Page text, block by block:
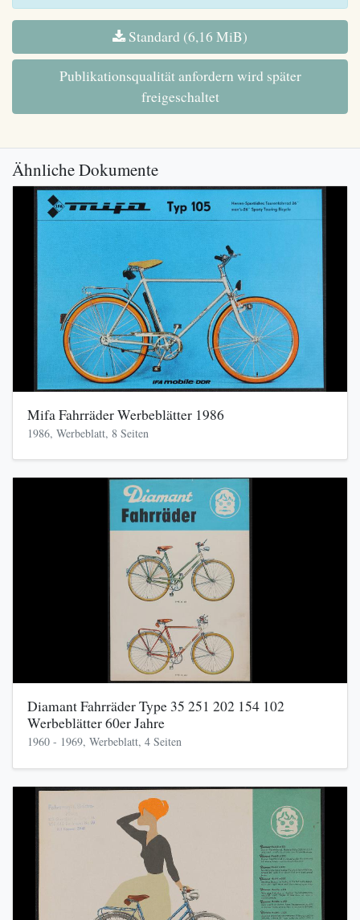
Standard (6,16 MiB)
Publikationsqualität anfordern wird später
freigeschaltet
Ähnliche Dokumente
Mifa Fahrräder Werbeblätter 1986
1986, Werbeblatt, 8 Seiten
Diamant Fahrräder Type 35 251 202 154 102
Werbeblätter 60er Jahre
1960 - 1969, Werbeblatt, 4 Seiten